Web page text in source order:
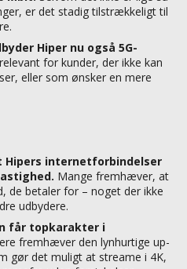
er det stadig tilstrækkeligt til
Hiper nu også 5G-
for kunder, der ikke kan
eller som ønsker en mere
Hipers internetforbindelser
Mange fremhæver, at
de betaler for – noget der ikke
udbydere.
får topkarakter i
fremhæver den lynhurtige up-
gør det muligt at streame i 4K,